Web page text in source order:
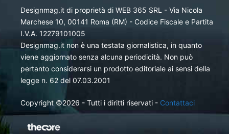
Designmag.it di proprietà di WEB 365 SRL - Via Nicola
Marchese 10, 00141 Roma (RM) - Codice Fiscale e Partita
I.V.A. 12279101005
Designmag.it non è una testata giornalistica, in quanto
viene aggiornato senza alcuna periodicità. Non può
pertanto considerarsi un prodotto editoriale ai sensi della
legge n. 62 del 07.03.2001
Copyright ©2026 - Tutti i diritti riservati - Contattaci